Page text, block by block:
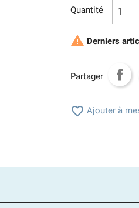
Quantité
 Derniers
Partager
 Ajouter à